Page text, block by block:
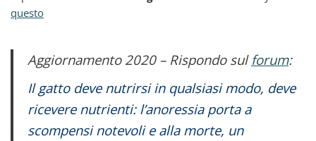
questo
Aggiornamento 2020 – Rispondo sul forum:
Il gatto deve nutrirsi in qualsiasi modo, deve
ricevere nutrienti: l’anoressia porta a
scompensi notevoli e alla morte, un